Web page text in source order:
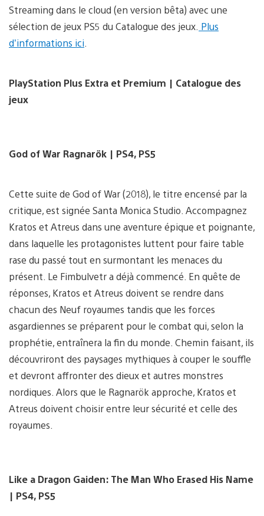
Streaming dans le cloud (en version bêta) avec une
sélection de jeux PS5 du Catalogue des jeux. Plus
d’informations ici
PlayStation Plus Extra et Premium | Catalogue des
jeux
God of War Ragnarök | PS4, PS5
Cette suite de God of War (2018), le titre encensé par la
critique, est signée Santa Monica Studio. Accompagnez
Kratos et Atreus dans une aventure épique et poignante,
dans laquelle les protagonistes luttent pour faire table
rase du passé tout en surmontant les menaces du
présent. Le Fimbulvetr a déjà commencé. En quête de
réponses, Kratos et Atreus doivent se rendre dans
chacun des Neuf royaumes tandis que les forces
asgardiennes se préparent pour le combat qui, selon la
prophétie, entraînera la fin du monde. Chemin faisant, ils
découvriront des paysages mythiques à couper le souffle
et devront affronter des dieux et autres monstres
nordiques. Alors que le Ragnarök approche, Kratos et
Atreus doivent choisir entre leur sécurité et celle des
royaumes.
Like a Dragon Gaiden: The Man Who Erased His Name
| PS4, PS5